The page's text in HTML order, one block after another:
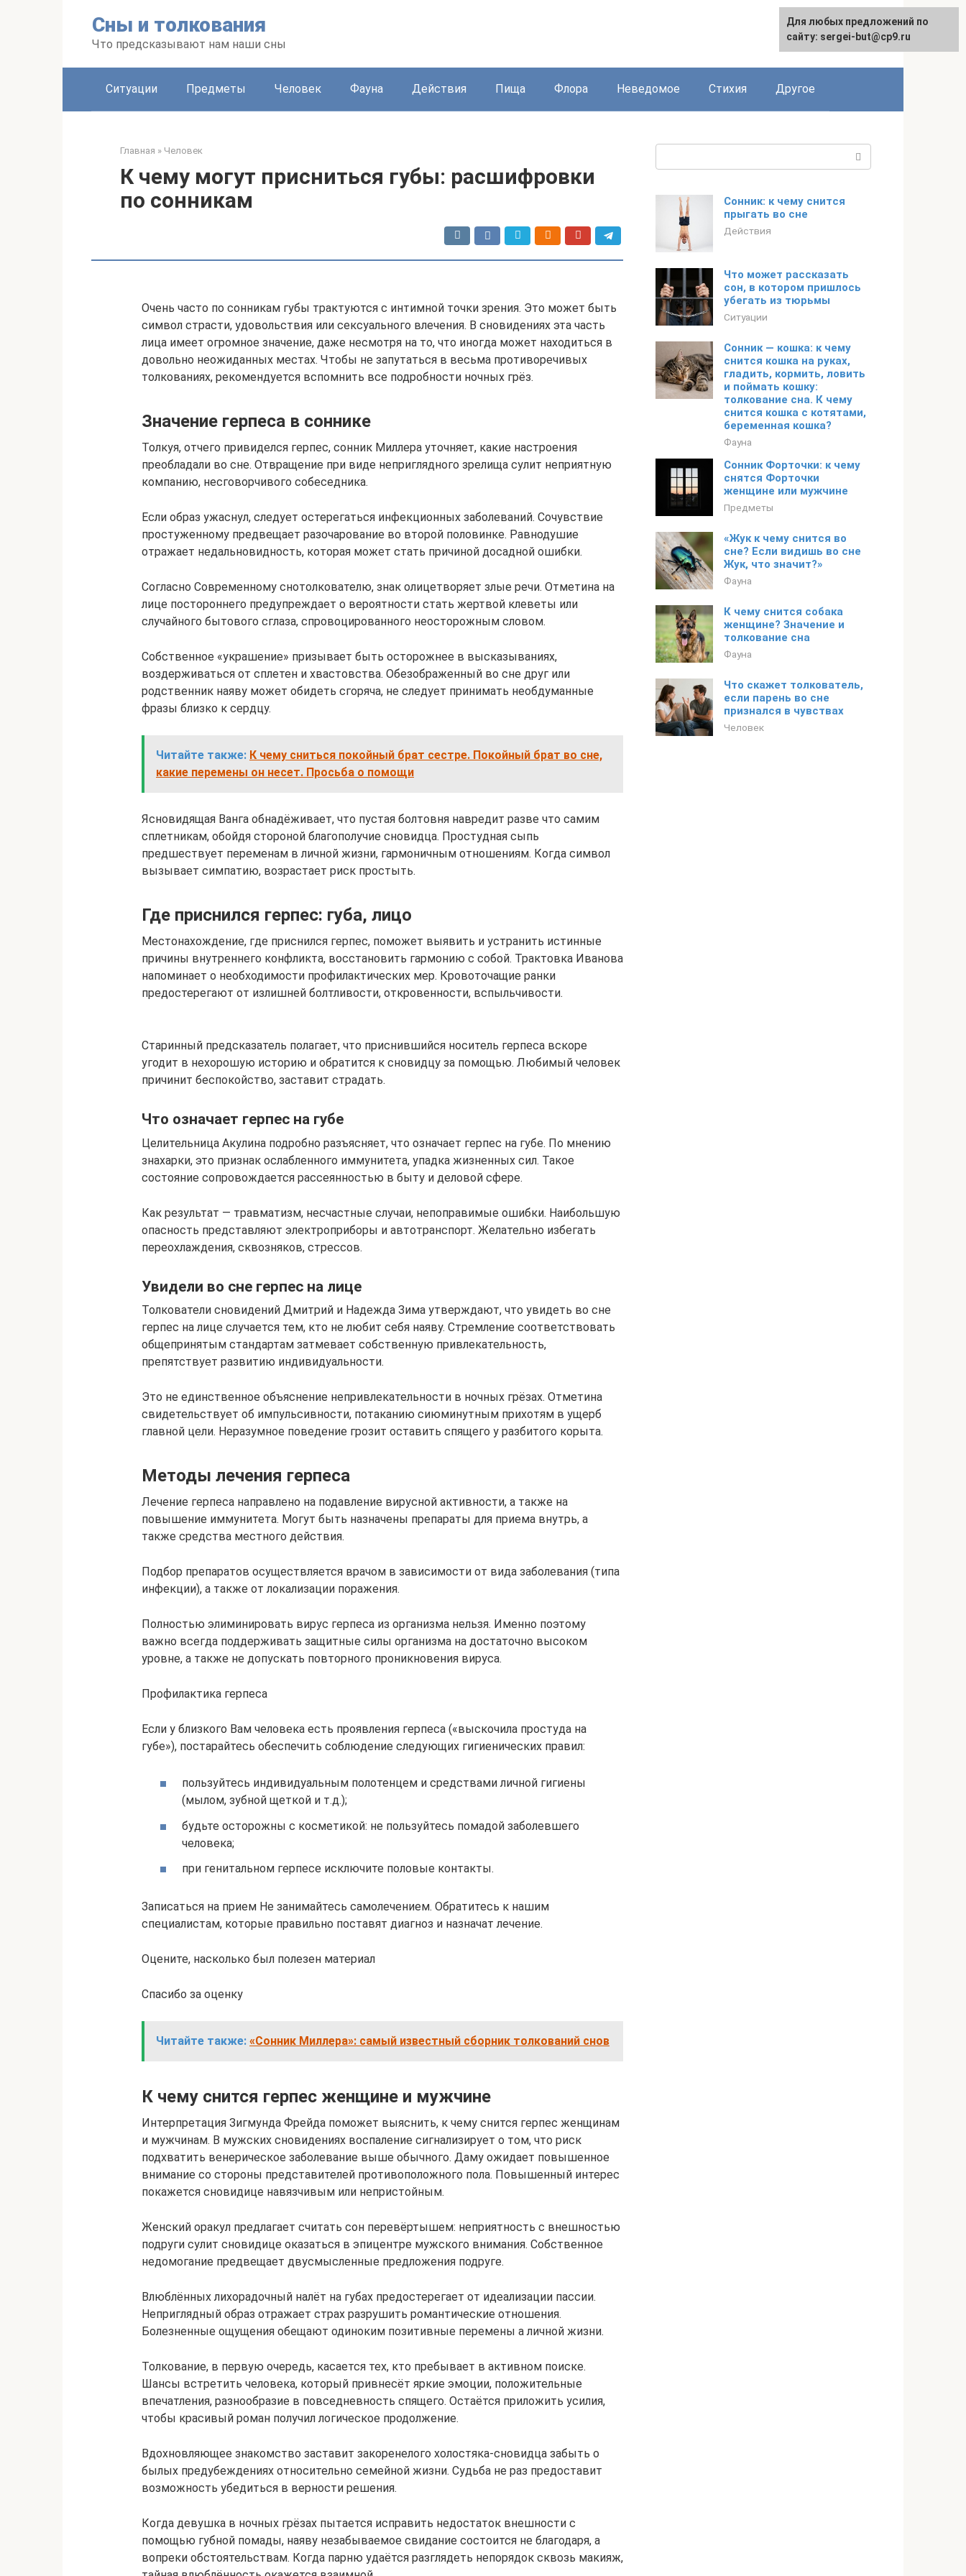
Сны и толкования
Что предсказывают нам наши сны
Ситуации Предметы Человек Фауна Действия Пища Флора Неведомое Стихия Другое
Главная » Человек
К чему могут присниться губы: расшифровки
по сонникам
Очень часто по сонникам губы трактуются с интимной точки зрения. Это может быть
символ страсти, удовольствия или сексуального влечения. В сновидениях эта часть
лица имеет огромное значение, даже несмотря на то, что иногда может находиться в
довольно неожиданных местах. Чтобы не запутаться в весьма противоречивых
толкованиях, рекомендуется вспомнить все подробности ночных грёз.
Значение герпеса в соннике
Толкуя, отчего привиделся герпес, сонник Миллера уточняет, какие настроения
преобладали во сне. Отвращение при виде неприглядного зрелища сулит неприятную
компанию, несговорчивого собеседника.
Если образ ужаснул, следует остерегаться инфекционных заболеваний. Сочувствие
простуженному предвещает разочарование во второй половинке. Равнодушие
отражает недальновидность, которая может стать причиной досадной ошибки.
Согласно Современному снотолкователю, знак олицетворяет злые речи. Отметина на
лице постороннего предупреждает о вероятности стать жертвой клеветы или
случайного бытового сглаза, спровоцированного неосторожным словом.
Собственное «украшение» призывает быть осторожнее в высказываниях,
воздерживаться от сплетен и хвастовства. Обезображенный во сне друг или
родственник наяву может обидеть сгоряча, не следует принимать необдуманные
фразы близко к сердцу.
Читайте также: К чему сниться покойный брат сестре. Покойный брат во сне,
какие перемены он несет. Просьба о помощи
Ясновидящая Ванга обнадёживает, что пустая болтовня навредит разве что самим
сплетникам, обойдя стороной благополучие сновидца. Простудная сыпь
предшествует переменам в личной жизни, гармоничным отношениям. Когда символ
вызывает симпатию, возрастает риск простыть.
Где приснился герпес: губа, лицо
Местонахождение, где приснился герпес, поможет выявить и устранить истинные
причины внутреннего конфликта, восстановить гармонию с собой. Трактовка Иванова
напоминает о необходимости профилактических мер. Кровоточащие ранки
предостерегают от излишней болтливости, откровенности, вспыльчивости.
Старинный предсказатель полагает, что приснившийся носитель герпеса вскоре
угодит в нехорошую историю и обратится к сновидцу за помощью. Любимый человек
причинит беспокойство, заставит страдать.
Что означает герпес на губе
Целительница Акулина подробно разъясняет, что означает герпес на губе. По мнению
знахарки, это признак ослабленного иммунитета, упадка жизненных сил. Такое
состояние сопровождается рассеянностью в быту и деловой сфере.
Как результат — травматизм, несчастные случаи, непоправимые ошибки. Наибольшую
опасность представляют электроприборы и автотранспорт. Желательно избегать
переохлаждения, сквозняков, стрессов.
Увидели во сне герпес на лице
Толкователи сновидений Дмитрий и Надежда Зима утверждают, что увидеть во сне
герпес на лице случается тем, кто не любит себя наяву. Стремление соответствовать
общепринятым стандартам затмевает собственную привлекательность,
препятствует развитию индивидуальности.
Это не единственное объяснение непривлекательности в ночных грёзах. Отметина
свидетельствует об импульсивности, потаканию сиюминутным прихотям в ущерб
главной цели. Неразумное поведение грозит оставить спящего у разбитого корыта.
Методы лечения герпеса
Лечение герпеса направлено на подавление вирусной активности, а также на
повышение иммунитета. Могут быть назначены препараты для приема внутрь, а
также средства местного действия.
Подбор препаратов осуществляется врачом в зависимости от вида заболевания (типа
инфекции), а также от локализации поражения.
Полностью элиминировать вирус герпеса из организма нельзя. Именно поэтому
важно всегда поддерживать защитные силы организма на достаточно высоком
уровне, а также не допускать повторного проникновения вируса.
Профилактика герпеса
Если у близкого Вам человека есть проявления герпеса («выскочила простуда на
губе»), постарайтесь обеспечить соблюдение следующих гигиенических правил:
пользуйтесь индивидуальным полотенцем и средствами личной гигиены
(мылом, зубной щеткой и т.д.);
будьте осторожны с косметикой: не пользуйтесь помадой заболевшего
человека;
при генитальном герпесе исключите половые контакты.
Записаться на прием Не занимайтесь самолечением. Обратитесь к нашим
специалистам, которые правильно поставят диагноз и назначат лечение.
Оцените, насколько был полезен материал
Спасибо за оценку
Читайте также: «Сонник Миллера»: самый известный сборник толкований снов
К чему снится герпес женщине и мужчине
Интерпретация Зигмунда Фрейда поможет выяснить, к чему снится герпес женщинам
и мужчинам. В мужских сновидениях воспаление сигнализирует о том, что риск
подхватить венерическое заболевание выше обычного. Даму ожидает повышенное
внимание со стороны представителей противоположного пола. Повышенный интерес
покажется сновидице навязчивым или непристойным.
Женский оракул предлагает считать сон перевёртышем: неприятность с внешностью
подруги сулит сновидице оказаться в эпицентре мужского внимания. Собственное
недомогание предвещает двусмысленные предложения подруге.
Влюблённых лихорадочный налёт на губах предостерегает от идеализации пассии.
Неприглядный образ отражает страх разрушить романтические отношения.
Болезненные ощущения обещают одиноким позитивные перемены а личной жизни.
Толкование, в первую очередь, касается тех, кто пребывает в активном поиске.
Шансы встретить человека, который привнесёт яркие эмоции, положительные
впечатления, разнообразие в повседневность спящего. Остаётся приложить усилия,
чтобы красивый роман получил логическое продолжение.
Вдохновляющее знакомство заставит закоренелого холостяка-сновидца забыть о
былых предубеждениях относительно семейной жизни. Судьба не раз предоставит
возможность убедиться в верности решения.
Когда девушка в ночных грёзах пытается исправить недостаток внешности с
помощью губной помады, наяву незабываемое свидание состоится не благодаря, а
вопреки обстоятельствам. Когда парню удаётся разглядеть непорядок сквозь макияж,
Сонник: к чему снится
прыгать во сне
Действия
Что может рассказать
сон, в котором пришлось
убегать из тюрьмы
Ситуации
Сонник — кошка: к чему
снится кошка на руках,
гладить, кормить, ловить
и поймать кошку:
толкование сна. К чему
снится кошка с котятами,
беременная кошка?
Фауна
Сонник Форточки: к чему
снятся Форточки
женщине или мужчине
Предметы
«Жук к чему снится во
сне? Если видишь во сне
Жук, что значит?»
Фауна
К чему снится собака
женщине? Значение и
толкование сна
Фауна
Что скажет толкователь,
если парень во сне
признался в чувствах
Человек
Для любых предложений по
сайту: sergei-but@cp9.ru